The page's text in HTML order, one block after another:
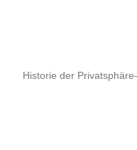
Historie der